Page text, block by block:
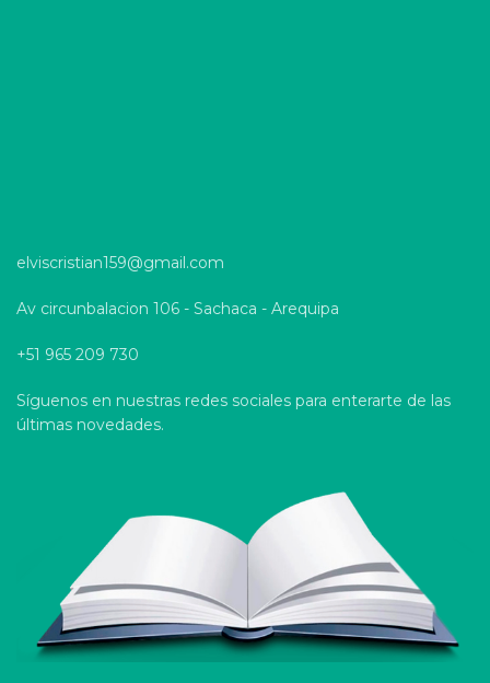
elviscristian159@gmail.com
Av circunbalacion 106 - Sachaca - Arequipa
+51 965 209 730
Síguenos en nuestras redes sociales para enterarte de las
últimas novedades.